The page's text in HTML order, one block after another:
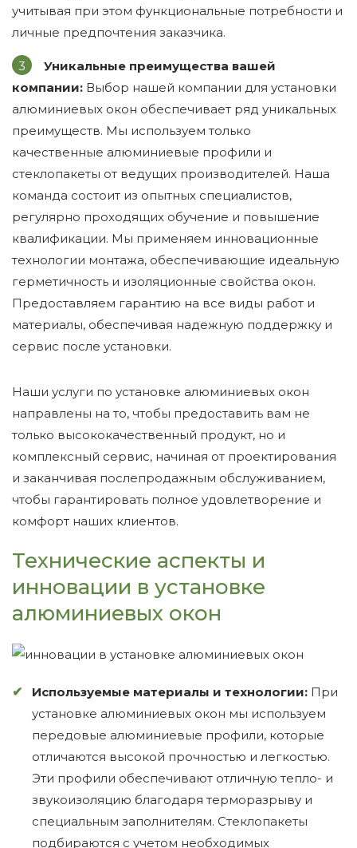
учитывая при этом функциональные потребности и
личные предпочтения заказчика.
Уникальные преимущества вашей
компании: Выбор нашей компании для установки
алюминиевых окон обеспечивает ряд уникальных
преимуществ. Мы используем только
качественные алюминиевые профили и
стеклопакеты от ведущих производителей. Наша
команда состоит из опытных специалистов,
регулярно проходящих обучение и повышение
квалификации. Мы применяем инновационные
технологии монтажа, обеспечивающие идеальную
герметичность и изоляционные свойства окон.
Предоставляем гарантию на все виды работ и
материалы, обеспечивая надежную поддержку и
сервис после установки.
Наши услуги по установке алюминиевых окон
направлены на то, чтобы предоставить вам не
только высококачественный продукт, но и
комплексный сервис, начиная от проектирования
и заканчивая послепродажным обслуживанием,
чтобы гарантировать полное удовлетворение и
комфорт наших клиентов.
Технические аспекты и
инновации в установке
алюминиевых окон
Используемые материалы и технологии: При
установке алюминиевых окон мы используем
передовые алюминиевые профили, которые
отличаются высокой прочностью и легкостью.
Эти профили обеспечивают отличную тепло- и
звукоизоляцию благодаря терморазрыву и
специальным заполнителям. Стеклопакеты
подбираются с учетом необходимых